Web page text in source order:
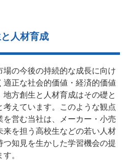
人材育成
の今後の持続的な成長に向け
適正な社会的価値・経済的価値
方創生と人材育成はその礎と
考えています。このような観点
営む当社は、メーカー・小売
来を担う高校生などの若い人材
つ知見を生かした学習機会の提
。